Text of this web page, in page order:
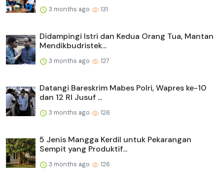
3 months ago 131
Didampingi Istri dan Kedua Orang Tua, Mantan
Mendikbudristek...
3 months ago 127
Datangi Bareskrim Mabes Polri, Wapres ke-10
dan 12 RI Jusuf ...
3 months ago 126
5 Jenis Mangga Kerdil untuk Pekarangan
Sempit yang Produktif...
3 months ago 126